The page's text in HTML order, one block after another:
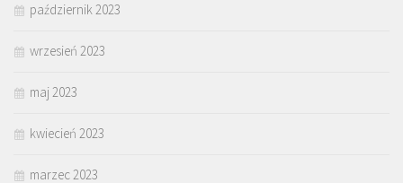
październik 2023
wrzesień 2023
maj 2023
kwiecień 2023
marzec 2023